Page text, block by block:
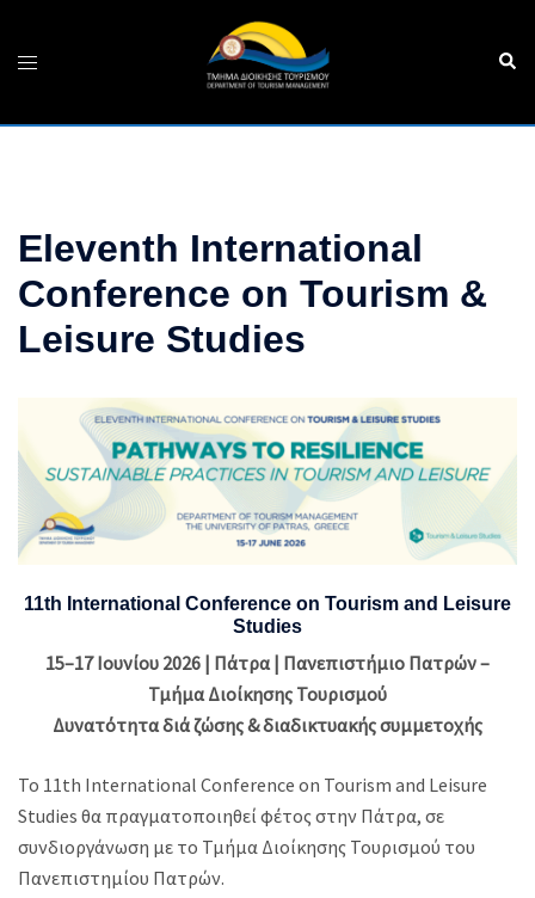
content
Toggle
Eleventh International
Conference on Tourism &
Leisure Studies
11th International Conference on Tourism and Leisure
Studies
15–17 Ιουνίου 2026 | Πάτρα | Πανεπιστήμιο Πατρών –
Τμήμα Διοίκησης Τουρισμού
Δυνατότητα διά ζώσης & διαδικτυακής συμμετοχής
Το 11th International Conference on Tourism and Leisure
Studies θα πραγματοποιηθεί φέτος στην Πάτρα, σε
συνδιοργάνωση με το Τμήμα Διοίκησης Τουρισμού του
Πανεπιστημίου Πατρών.